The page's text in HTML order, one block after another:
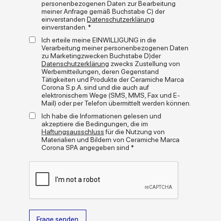
ein überraschendes Gleichgewicht zwischen grafischem
Realismus und chromatischer Originalität erreicht.
Arkigem hat eine doppelte Berufung
nicht nur elegant dekorieren, sondern im Innen- und
Außenbereich auch technische Performance bieten. Es sind
fünf Farbtöne mit einer Reihe von Oberflächen und Formaten
erhältlich, die jedem Anspruch gerecht werden.
Die Oberflächenvarianten Natur, Grip und Strukturiert für den
Außenbereich lassen die optischen und funktionalen Grenzen
zwischen drinnen und draußen verschwimmen, während die
verschiedenen Formate maximale Gestaltungsfreiheit bieten:
vom Großformat 120 x 278 cm bis hin zu den 20 mm dicken
Outdoor-Fliesen.
Arkigem ist ein Stein mit exotischer Persönlichkeit, der sich mit
großer Natürlichkeit in moderne Projekte einfügt.Er ist dazu
in der Lage, ein sehr charakterstarkes Material
Mediengalerie
Formate
personenbezogenen Daten zur Bearbeitung
meiner Anfrage gemäß Buchstabe C) der
einverstanden Datenschutzerklärung
einverstanden. *
Ich erteile meine EINWILLIGUNG in die
Verarbeitung meiner personenbezogenen Daten
zu Marketingzwecken Buchstabe D)der
Datenschutzerklärung zwecks Zustellung von
Werbemitteilungen, deren Gegenstand
Tätigkeiten und Produkte der Ceramiche Marca
Corona S.p.A. sind und die auch auf
elektronischem Wege (SMS, MMS, Fax und E-
Mail) oder per Telefon übermittelt werden können.
Ich habe die Informationen gelesen und
akzeptiere die Bedingungen, die im
Haftungsausschlussfür die Nutzung von
Materialien und Bildern von Ceramiche Marca
Corona SPA angegeben sind *